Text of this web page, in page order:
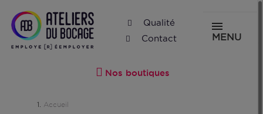
Qualité
Contact
MENU
Nos boutiques
Accueil